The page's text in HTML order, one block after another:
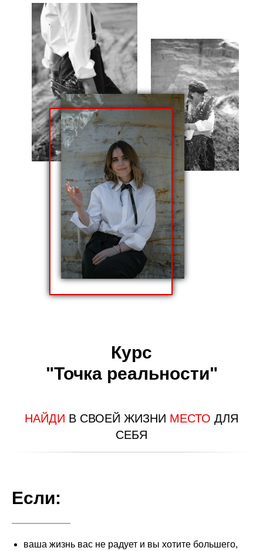
Курс
"Точка реальности"
НАЙДИ В СВОЕЙ ЖИЗНИ МЕСТО ДЛЯ
СЕБЯ
Если:
ваша жизнь вас не радует и вы хотите большего,